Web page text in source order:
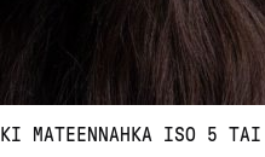
MATEENNAHKA ISO 5